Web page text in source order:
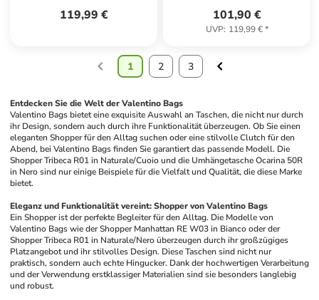
119,99 € 101,90 €
UVP: 119,99 €*
1 2 3
Entdecken Sie die Welt der Valentino Bags
Valentino Bags bietet eine exquisite Auswahl an Taschen, die nicht nur durch
ihr Design, sondern auch durch ihre Funktionalität überzeugen. Ob Sie einen
eleganten Shopper für den Alltag suchen oder eine stilvolle Clutch für den
Abend, bei Valentino Bags finden Sie garantiert das passende Modell. Die
Shopper Tribeca R01 in Naturale/Cuoio und die Umhängetasche Ocarina 50R
in Nero sind nur einige Beispiele für die Vielfalt und Qualität, die diese Marke
bietet.
Eleganz und Funktionalität vereint: Shopper von Valentino Bags
Ein Shopper ist der perfekte Begleiter für den Alltag. Die Modelle von
Valentino Bags wie der Shopper Manhattan RE W03 in Bianco oder der
Shopper Tribeca R01 in Naturale/Nero überzeugen durch ihr großzügiges
Platzangebot und ihr stilvolles Design. Diese Taschen sind nicht nur
praktisch, sondern auch echte Hingucker. Dank der hochwertigen Verarbeitung
und der Verwendung erstklassiger Materialien sind sie besonders langlebig
und robust.